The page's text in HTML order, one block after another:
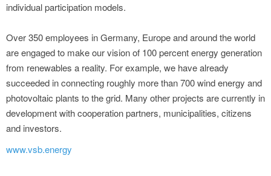
individual participation models.
Over 350 employees in Germany, Europe and around the world
are engaged to make our vision of 100 percent energy generation
from renewables a reality. For example, we have already
succeeded in connecting roughly more than 700 wind energy and
photovoltaic plants to the grid. Many other projects are currently in
development with cooperation partners, municipalities, citizens
and investors.
www.vsb.energy